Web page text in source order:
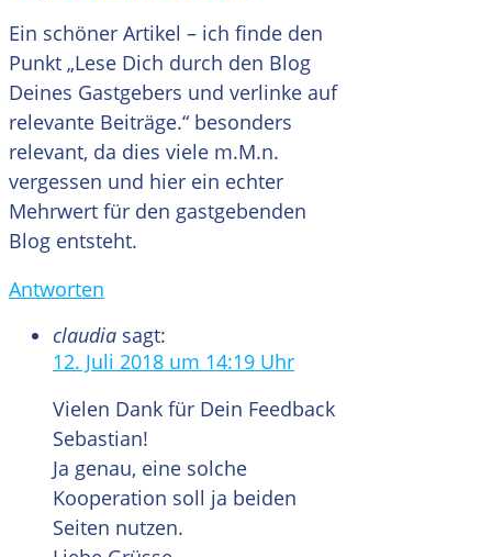
Ein schöner Artikel – ich finde den
Punkt „Lese Dich durch den Blog
Deines Gastgebers und verlinke auf
relevante Beiträge.“ besonders
relevant, da dies viele m.M.n.
vergessen und hier ein echter
Mehrwert für den gastgebenden
Blog entsteht.
Antworten
claudia sagt:
12. Juli 2018 um 14:19 Uhr
Vielen Dank für Dein Feedback
Sebastian!
Ja genau, eine solche
Kooperation soll ja beiden
Seiten nutzen.